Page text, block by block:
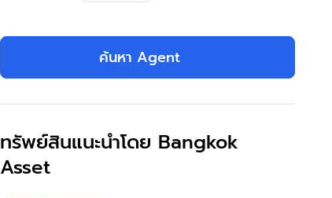
ค้นหา Agent
ทรัพย์สินแนะนำโดย Bangkok
Asset